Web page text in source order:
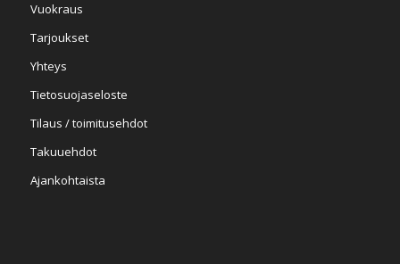
Vuokraus
Tarjoukset
Yhteys
Tietosuojaseloste
Tilaus / toimitusehdot
Takuuehdot
Ajankohtaista